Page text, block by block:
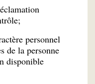
personnel
de la personne
disponible